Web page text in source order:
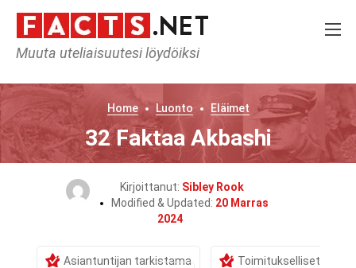
Muuta uteliaisuutesi löydöiksi
Home Luonto Eläimet
32 Faktaa Akbashi
Kirjoittanut: Sibley Rook
Modified & Updated: 20 Marras
2024
Asiantuntijan tarkistama
Toimitukselliset